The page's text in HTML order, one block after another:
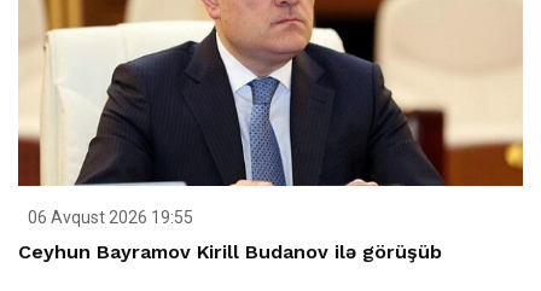
06 Avqust 2026 19:55
Ceyhun Bayramov Kirill Budanov ilə görüşüb